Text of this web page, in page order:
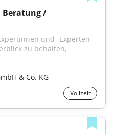
Beratung /
und -Experten
zu behalten,
& Co. KG
Vollzeit